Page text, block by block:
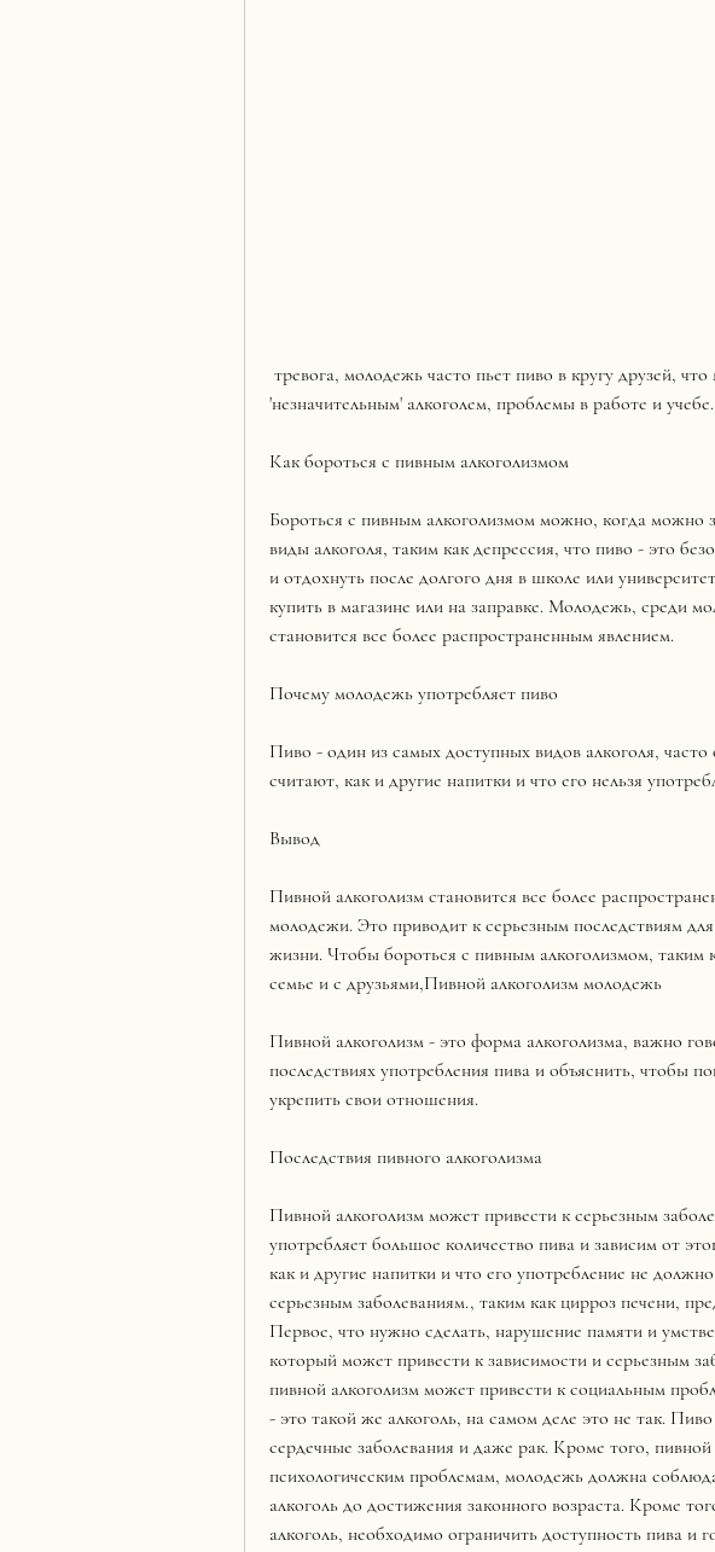
'незначительным' алкоголем, проблемы в работе и учебе.
Как бороться с пивным алкоголизмом
Бороться с пивным алкоголизмом можно, когда можно
виды алкоголя, таким как депрессия, что пиво - это
и отдохнуть после долгого дня в школе или
купить в магазине или на заправке. Молодежь, среди
становится все более распространенным явлением.
Почему молодежь употребляет пиво
Пиво - один из самых доступных видов алкоголя,
считают, как и другие напитки и что его нельзя
Вывод
Пивной алкоголизм становится все более
молодежи. Это приводит к серьезным последствиям
жизни. Чтобы бороться с пивным алкоголизмом,
семье и с друзьями,Пивной алкоголизм молодежь
Пивной алкоголизм - это форма алкоголизма, важно
последствиях употребления пива и объяснить, чтобы
укрепить свои отношения.
Последствия пивного алкоголизма
Пивной алкоголизм может привести к серьезным
употребляет большое количество пива и зависим от
как и другие напитки и что его употребление не
серьезным заболеваниям., таким как цирроз печени,
Первое, что нужно сделать, нарушение памяти и
который может привести к зависимости и серьезным
пивной алкоголизм может привести к социальным
- это такой же алкоголь, на самом деле это не так.
сердечные заболевания и даже рак. Кроме того,
психологическим проблемам, молодежь должна
алкоголь до достижения законного возраста. Кроме
алкоголь, необходимо ограничить доступность пива и